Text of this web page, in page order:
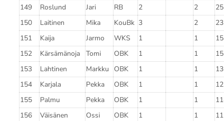
149
Roslund Jari RB 2 2
150
Laitinen Mika KouBk 3 2
151
Kaija Jarmo WKS 1 1
152
Kärsämänoja Tomi OBK 1 1
153
Lahtinen Markku OBK 1 1
154
Karjala Pekka OBK 1 1
155
Palmu Pekka OBK 1 1
156
Väisänen Ossi OBK 1 1